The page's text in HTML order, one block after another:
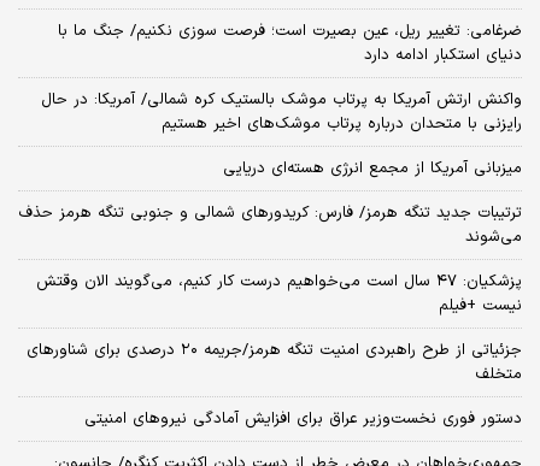
ضرغامی: تغییر ریل، عین بصیرت است؛ فرصت سوزی نکنیم/ جنگ ما با
دنیای استکبار ادامه دارد
واکنش ارتش آمریکا به پرتاب موشک بالستیک کره شمالی/ آمریکا: در حال
رایزنی با متحدان درباره پرتاب موشک‌های اخیر هستیم
میزبانی آمریکا از مجمع انرژی هسته‌ای دریایی
ترتیبات جدید تنگه هرمز/ فارس: کریدورهای شمالی و جنوبی تنگه هرمز حذف
می‌شوند
پزشکیان: ۴۷ سال است می‌خواهیم درست کار کنیم، می‌گویند الان وقتش
نیست +فیلم
جزئیاتی از طرح راهبردی امنیت تنگه هرمز/جریمه ۲۰ درصدی برای شناورهای
متخلف
دستور فوری نخست‌وزیر عراق برای افزایش آمادگی نیروهای امنیتی